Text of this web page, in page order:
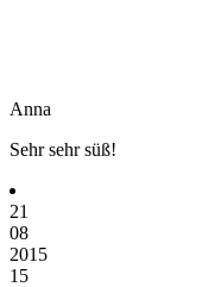
Anna
Sehr sehr süß!
21
08
2015
15